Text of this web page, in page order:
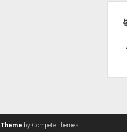
by Compete Themes.